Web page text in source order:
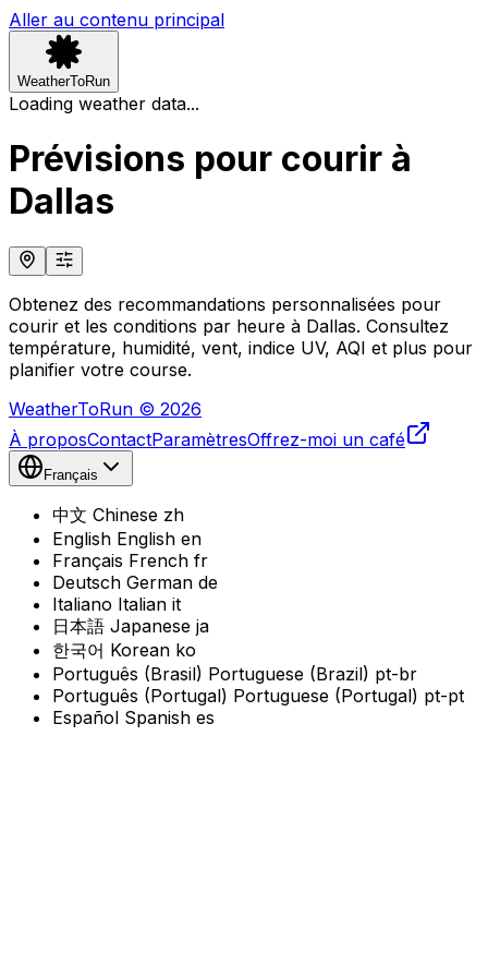
Aller au contenu principal
WeatherToRun
Loading weather data...
Prévisions pour courir à
Dallas
Obtenez des recommandations personnalisées pour
courir et les conditions par heure à Dallas. Consultez
température, humidité, vent, indice UV, AQI et plus pour
planifier votre course.
WeatherToRun © 2026
À proposContactParamètresOffrez-moi un café
Français
中文 Chinese zh
English English en
Français French fr
Deutsch German de
Italiano Italian it
日本語 Japanese ja
한국어 Korean ko
Português (Brasil) Portuguese (Brazil) pt-br
Português (Portugal) Portuguese (Portugal) pt-pt
Español Spanish es